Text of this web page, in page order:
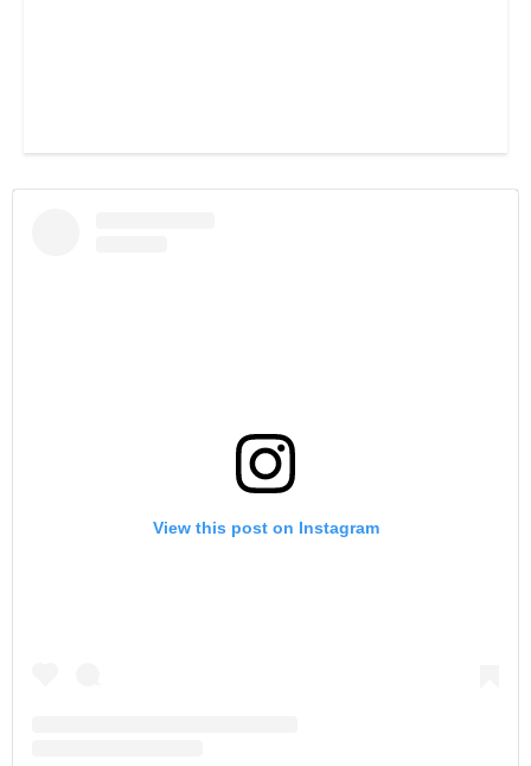
View this post on Instagram